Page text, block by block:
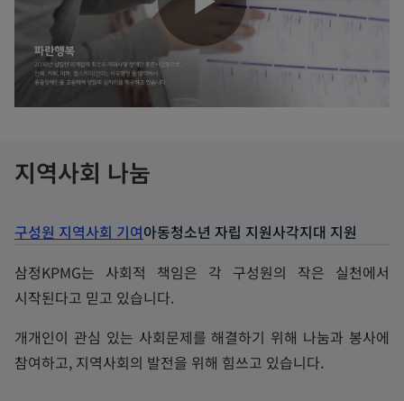
P
a
지역사회 나눔
구성원 지역사회 기여아동청소년 자립 지원사각지대 지원
삼정KPMG는 사회적 책임은 각 구성원의 작은 실천에서
시작된다고 믿고 있습니다.
개개인이 관심 있는 사회문제를 해결하기 위해 나눔과 봉사에
참여하고, 지역사회의 발전을 위해 힘쓰고 있습니다.